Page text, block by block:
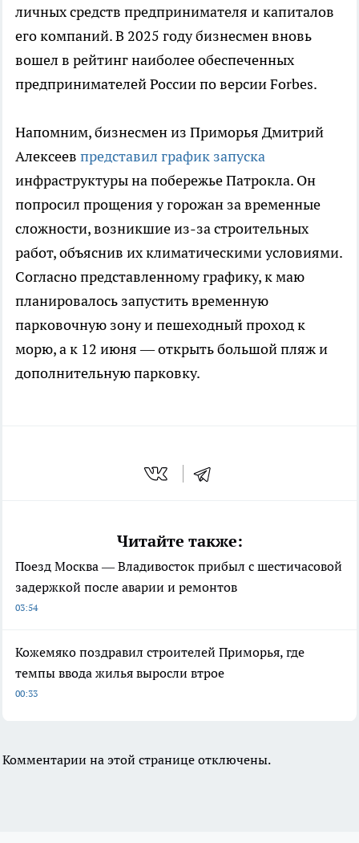
личных средств предпринимателя и капиталов
его компаний. В 2025 году бизнесмен вновь
вошел в рейтинг наиболее обеспеченных
предпринимателей России по версии Forbes.
Напомним, бизнесмен из Приморья Дмитрий
Алексеев представил график запуска
инфраструктуры на побережье Патрокла. Он
попросил прощения у горожан за временные
сложности, возникшие из-за строительных
работ, объяснив их климатическими условиями.
Согласно представленному графику, к маю
планировалось запустить временную
парковочную зону и пешеходный проход к
морю, а к 12 июня — открыть большой пляж и
дополнительную парковку.
Читайте также:
Поезд Москва — Владивосток прибыл с шестичасовой
задержкой после аварии и ремонтов
03:54
Кожемяко поздравил строителей Приморья, где
темпы ввода жилья выросли втрое
00:33
Комментарии на этой странице отключены.